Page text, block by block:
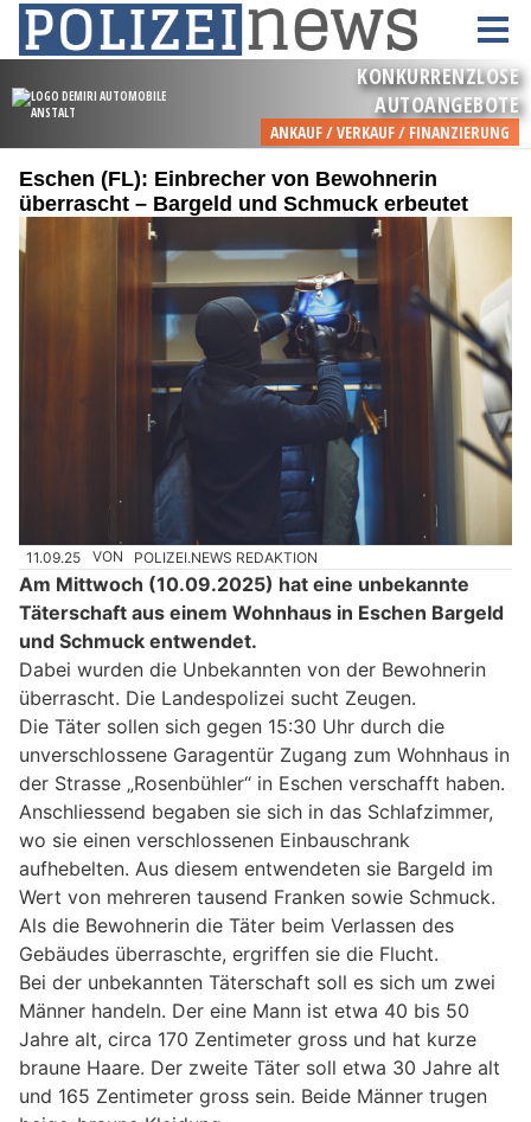
Eschen (FL): Einbrecher von Bewohnerin
überrascht – Bargeld und Schmuck erbeutet
11.09.25 VON POLIZEI.NEWS REDAKTION
Am Mittwoch (10.09.2025) hat eine unbekannte
Täterschaft aus einem Wohnhaus in Eschen Bargeld
und Schmuck entwendet.
Dabei wurden die Unbekannten von der Bewohnerin
überrascht. Die Landespolizei sucht Zeugen.
Die Täter sollen sich gegen 15:30 Uhr durch die
unverschlossene Garagentür Zugang zum Wohnhaus in
der Strasse „Rosenbühler“ in Eschen verschafft haben.
Anschliessend begaben sie sich in das Schlafzimmer,
wo sie einen verschlossenen Einbauschrank
aufhebelten. Aus diesem entwendeten sie Bargeld im
Wert von mehreren tausend Franken sowie Schmuck.
Als die Bewohnerin die Täter beim Verlassen des
Gebäudes überraschte, ergriffen sie die Flucht.
Bei der unbekannten Täterschaft soll es sich um zwei
Männer handeln. Der eine Mann ist etwa 40 bis 50
Jahre alt, circa 170 Zentimeter gross und hat kurze
braune Haare. Der zweite Täter soll etwa 30 Jahre alt
und 165 Zentimeter gross sein. Beide Männer trugen